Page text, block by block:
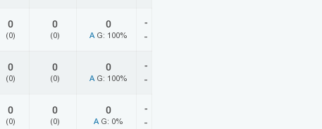
0
(0)
0
(0)
0
A G: 100%
-
-
0
(0)
0
(0)
0
A G: 100%
-
-
0
(0)
0
(0)
0
A G: 0%
-
-